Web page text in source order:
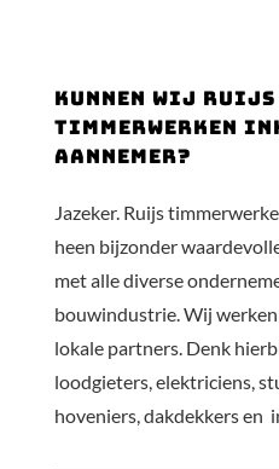
Kunnen wij Ruijs
timmerwerken
aannemer?
Jazeker. Ruijs
heen bijzonder
met alle diverse
bouwindustrie. Wij werken
lokale partners. Denk
loodgieters, elektriciens,
hoveniers, dakdekkers en